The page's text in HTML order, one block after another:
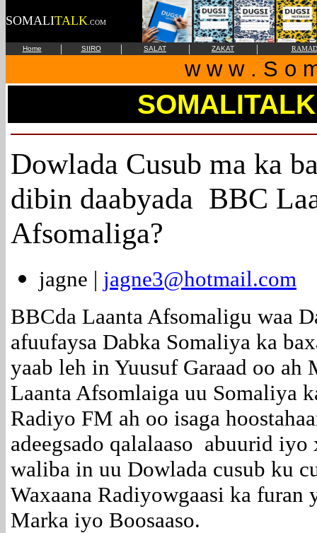
SOMALITALK .COM
Home | SIIRO | SALAT | ZAKAT |
w w w . S o
SOMALITALK
Dowlada Cusub ma ka
dibin daabyada BBC
Afsomaliga?
jagne | jagne3@hotmail.com
BBCda Laanta Afsomaligu waa
afuufaysa Dabka Somaliya ka
yaab leh in Yuusuf Garaad oo ah
Laanta Afsomlaiga uu Somaliya
Radiyo FM ah oo isaga
adeegsado qalalaaso abuurid
waliba in uu Dowlada cusub ku
Waxaana Radiyowgaasi ka furan
Marka iyo Boosaaso.